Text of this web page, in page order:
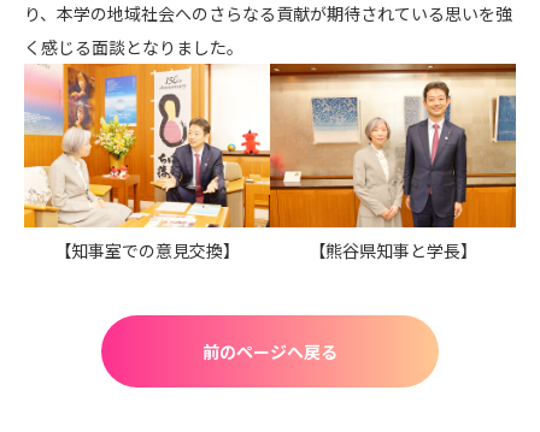
り、本学の地域社会へのさらなる貢献が期待されている思いを強
く感じる面談となりました。
【知事室での意見交換】 【熊谷県知事と学長】
前のページへ戻る